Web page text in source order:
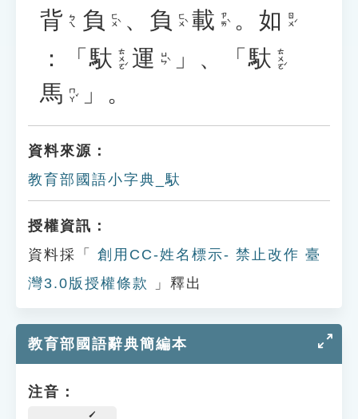
背 ㄅㄟ 負 ㄈㄨˋ 、 負 ㄈㄨˋ 載 ㄗㄞˋ 。 如 ㄖㄨˊ
：「馱 ㄊㄨㄛˊ 運 ㄩㄣˋ 」、「馱 ㄊㄨㄛˊ
馬 ㄇㄚˇ 」。
資料來源：
教育部國語小字典_馱
授權資訊：
資料採「
創用CC-姓名標示- 禁止改作 臺
灣3.0版授權條款
」釋出
教育部國語辭典簡編本
注音：